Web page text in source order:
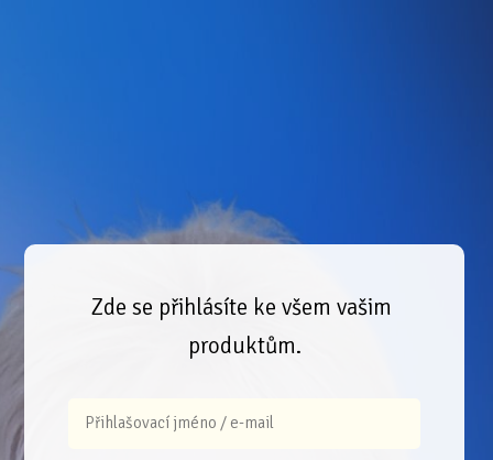
Zde se přihlásíte ke všem vašim
produktům.